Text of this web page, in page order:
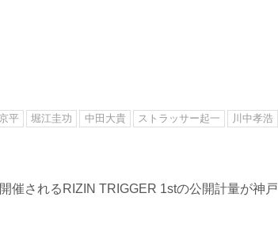
平 堀江圭功 中田大貴 ストラッサー起一
川中孝浩
催されるRIZIN TRIGGER 1stの公開計量が神戸